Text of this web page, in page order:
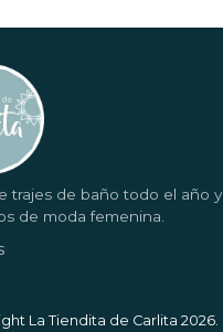
trajes de baño todo el año y
de moda femenina.
La Tiendita de Carlita 2026.